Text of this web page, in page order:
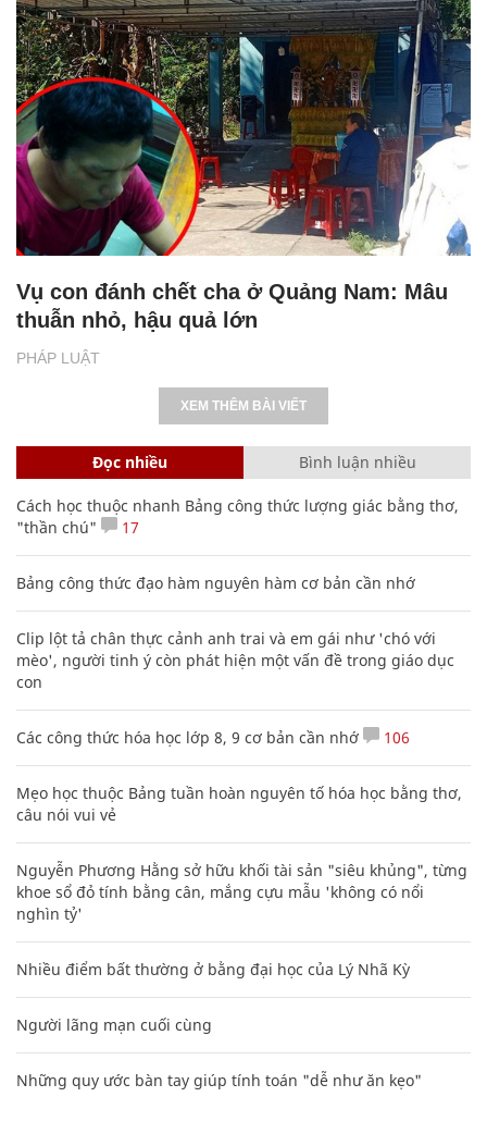
PHÁP LUẬT
Vụ con đánh chết cha ở Quảng Nam: Mâu
thuẫn nhỏ, hậu quả lớn
XEM THÊM BÀI VIẾT
Đọc nhiều Bình luận nhiều
Cách học thuộc nhanh Bảng công thức lượng giác bằng thơ,
"thần chú"
17
Bảng công thức đạo hàm nguyên hàm cơ bản cần nhớ
Clip lột tả chân thực cảnh anh trai và em gái như 'chó với
mèo', người tinh ý còn phát hiện một vấn đề trong giáo dục
con
Các công thức hóa học lớp 8, 9 cơ bản cần nhớ 106
Mẹo học thuộc Bảng tuần hoàn nguyên tố hóa học bằng thơ,
câu nói vui vẻ
Nguyễn Phương Hằng sở hữu khối tài sản "siêu khủng", từng
khoe sổ đỏ tính bằng cân, mắng cựu mẫu 'không có nổi
nghìn tỷ'
Nhiều điểm bất thường ở bằng đại học của Lý Nhã Kỳ
Người lãng mạn cuối cùng
Những quy ước bàn tay giúp tính toán "dễ như ăn kẹo"